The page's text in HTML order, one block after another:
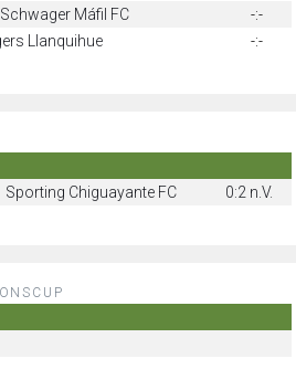
Schwager Máfil FC
-:-
Llanquihue -:-
Sporting Chiguayante FC 0:2 n.V.